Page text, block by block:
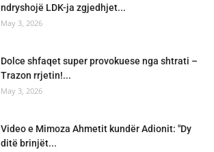
ndryshojë LDK-ja zgjedhjet...
May 3, 2026
Dolce shfaqet super provokuese nga shtrati –
Trazon rrjetin!...
May 3, 2026
Video e Mimoza Ahmetit kundër Adionit: "Dy
ditë brinjët...